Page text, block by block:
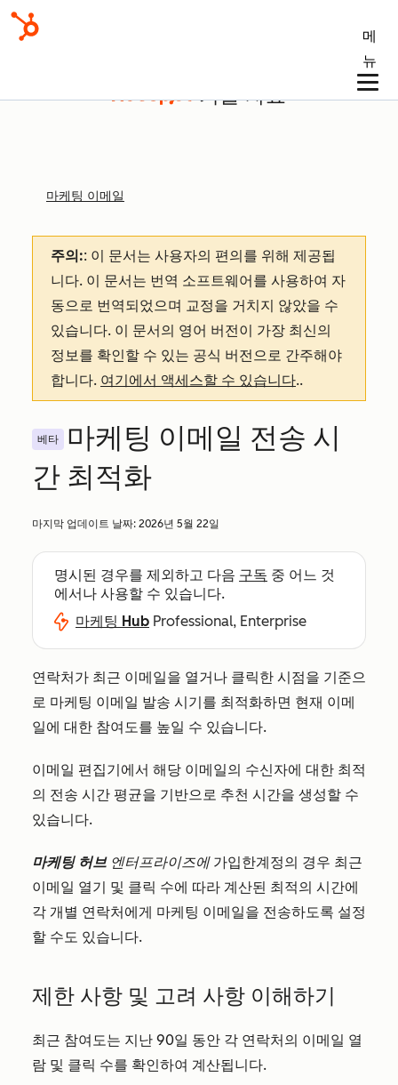
메
뉴
기술 자료
마케팅 이메일
주의:: 이 문서는 사용자의 편의를 위해 제공됩
니다. 이 문서는 번역 소프트웨어를 사용하여 자
동으로 번역되었으며 교정을 거치지 않았을 수
있습니다. 이 문서의 영어 버전이 가장 최신의
정보를 확인할 수 있는 공식 버전으로 간주해야
합니다. 여기에서 액세스할 수 있습니다..
베타
마케팅 이메일 전송 시
간 최적화
마지막 업데이트 날짜: 2026년 5월 22일
명시된 경우를 제외하고 다음 구독 중 어느 것
에서나 사용할 수 있습니다.
마케팅 Hub Professional, Enterprise
연락처가 최근 이메일을 열거나 클릭한 시점을 기준으
로 마케팅 이메일 발송 시기를 최적화하면 현재 이메
일에 대한 참여도를 높일 수 있습니다.
이메일 편집기에서 해당 이메일의 수신자에 대한 최적
의 전송 시간 평균을 기반으로 추천 시간을 생성할 수
있습니다.
마케팅 허브 엔터프라이즈에 가입한계정의 경우 최근
이메일 열기 및 클릭 수에 따라 계산된 최적의 시간에
각 개별 연락처에게 마케팅 이메일을 전송하도록 설정
할 수도 있습니다.
제한 사항 및 고려 사항 이해하기
최근 참여도는 지난 90일 동안 각 연락처의 이메일 열
람 및 클릭 수를 확인하여 계산됩니다.